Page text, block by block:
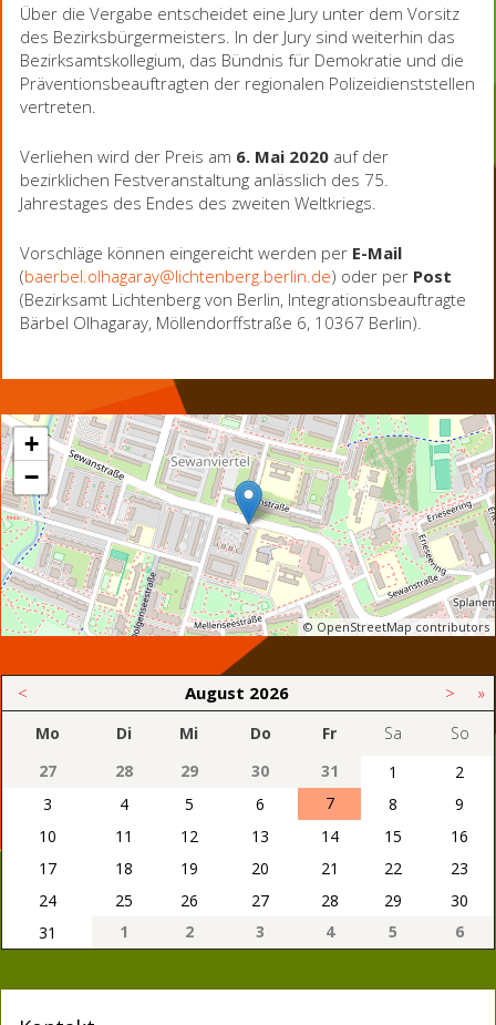
Über die Vergabe entscheidet eine Jury unter dem Vorsitz
des Bezirksbürgermeisters. In der Jury sind weiterhin das
Bezirksamtskollegium, das Bündnis für Demokratie und die
Präventionsbeauftragten der regionalen Polizeidienststellen
vertreten.
Verliehen wird der Preis am 6. Mai 2020 auf der
bezirklichen Festveranstaltung anlässlich des 75.
Jahrestages des Endes des zweiten Weltkriegs.
Vorschläge können eingereicht werden per E-Mail
(baerbel.olhagaray@lichtenberg.berlin.de) oder per Post
(Bezirksamt Lichtenberg von Berlin, Integrationsbeauftragte
Bärbel Olhagaray, Möllendorffstraße 6, 10367 Berlin).
+
−
© OpenStreetMap contributors
< August 2026 > »
Mo Di Mi Do Fr Sa
So
27
28 29 30 31 1
2
3
4 5 6 7 8
9
10
11 12 13 14 15
16
17
18 19 20 21 22
23
24
25 26 27 28 29
30
31
1 2 3 4 5 6